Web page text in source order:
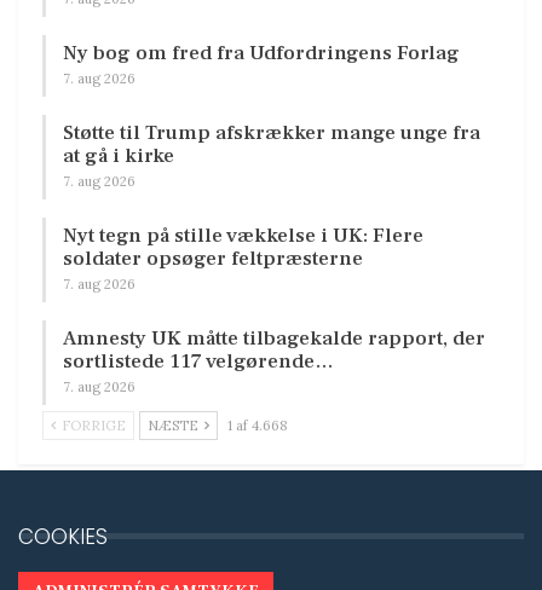
Ny bog om fred fra Udfordringens Forlag
7. aug 2026
Støtte til Trump afskrækker mange unge fra
at gå i kirke
7. aug 2026
Nyt tegn på stille vækkelse i UK: Flere
soldater opsøger feltpræsterne
7. aug 2026
Amnesty UK måtte tilbagekalde rapport, der
sortlistede 117 velgørende…
7. aug 2026
FORRIGE NÆSTE 1 af 4.668
COOKIES